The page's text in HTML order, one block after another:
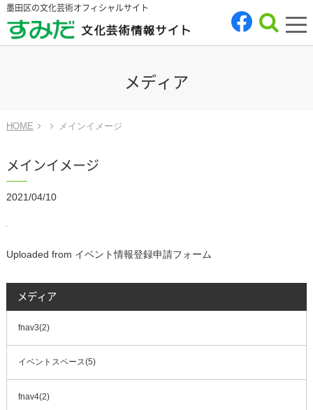
墨田区の文化芸術オフィシャルサイト
メディア
HOME メインイメージ
メインイメージ
2021/04/10
Uploaded from イベント情報登録申請フォーム
メディア
fnav3(2)
イベントスペース(5)
fnav4(2)